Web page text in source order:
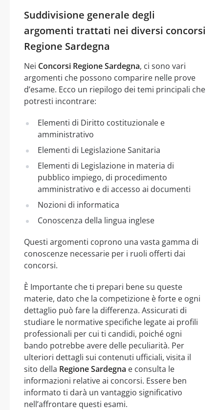
Suddivisione generale degli
argomenti trattati nei diversi concorsi
Regione Sardegna
Nei Concorsi Regione Sardegna, ci sono vari
argomenti che possono comparire nelle prove
d’esame. Ecco un riepilogo dei temi principali che
potresti incontrare:
Elementi di Diritto costituzionale e
amministrativo
Elementi di Legislazione Sanitaria
Elementi di Legislazione in materia di
pubblico impiego, di procedimento
amministrativo e di accesso ai documenti
Nozioni di informatica
Conoscenza della lingua inglese
Questi argomenti coprono una vasta gamma di
conoscenze necessarie per i ruoli offerti dai
concorsi.
È Importante che ti prepari bene su queste
materie, dato che la competizione è forte e ogni
dettaglio può fare la differenza. Assicurati di
studiare le normative specifiche legate ai profili
professionali per cui ti candidi, poiché ogni
bando potrebbe avere delle peculiarità. Per
ulteriori dettagli sui contenuti ufficiali, visita il
sito della Regione Sardegna e consulta le
informazioni relative ai concorsi. Essere ben
informato ti darà un vantaggio significativo
nell’affrontare questi esami.